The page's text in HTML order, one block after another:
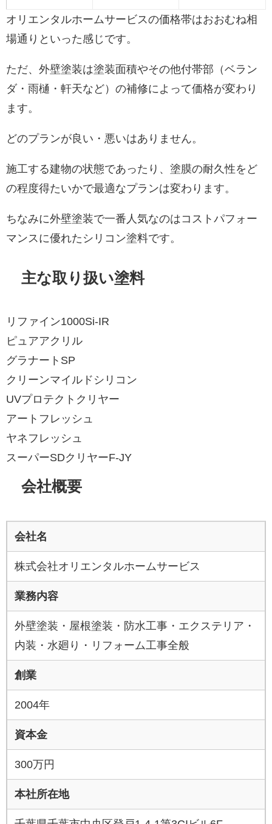
オリエンタルホームサービスの価格帯はおおむね相
場通りといった感じです。
ただ、外壁塗装は塗装面積やその他付帯部（ベラン
ダ・雨樋・軒天など）の補修によって価格が変わり
ます。
どのプランが良い・悪いはありません。
施工する建物の状態であったり、塗膜の耐久性をど
の程度得たいかで最適なプランは変わります。
ちなみに外壁塗装で一番人気なのはコストパフォー
マンスに優れたシリコン塗料です。
主な取り扱い塗料
リファイン1000Si-IR
ピュアアクリル
グラナートSP
クリーンマイルドシリコン
UVプロテクトクリヤー
アートフレッシュ
ヤネフレッシュ
スーパーSDクリヤーF-JY
会社概要
会社名
株式会社オリエンタルホームサービス
業務内容
外壁塗装・屋根塗装・防水工事・エクステリア・
内装・水廻り・リフォーム工事全般
創業
2004年
資本金
300万円
本社所在地